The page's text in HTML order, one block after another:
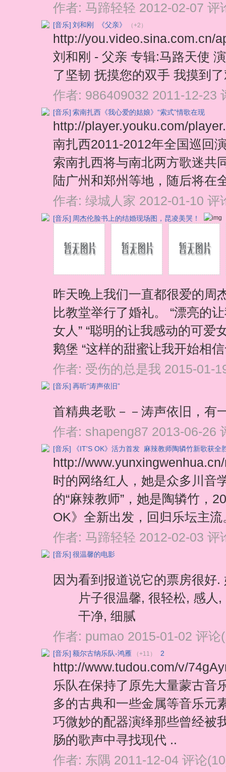
作者: 马蹄轻轻 2012-02-07 评
[音乐] 刘和刚 《父亲》 （+2）
http://you.video.sina.com.cn/
刘和刚 - 父亲 专辑:马路天使
了坚韧 抚摸您的双手 我摸到
作者: 986409032 2011-12-23
[音乐] 索南扎西《我心爱的姑娘》“索式”情歌在现
http://player.youku.com/
南扎西2011-2012年全国巡回
索南扎西将与南北两方歌迷共
陆广州和郑州等地，随后将在
作者: 绿城人家 2012-01-10 评
[音乐] 周杰伦脸书上的结婚现场图，昆凌美哭！
昨天晚上我们一直都很爱的周
比教堂举行了婚礼。 “漂亮的
女人” “聪明的让我感动的可爱
鹅堡 “这样的甜蜜让我开始相
作者: 受伤的总是我 2015-01-
[音乐] 再听“涛声依旧”
首精典老歌－－涛声依旧，有
作者: shapeng87 2013-06-26
[音乐] 《IT'S OK》活力首发 麻辣教师陶辚竹新歌获全
http://
时的网络红人，她是众多川音
的“麻辣教师”，她是陶辚竹，
OK》全新出发，回归乐坛主
作者: 马蹄轻轻 2012-02-03 评
[音乐] 很温馨的电影
因为看到报道说它的票房很好
片子很温馨, 很轻松, 感人,
干净, 细腻
作者: pumao 2015-01-02 评论
[音乐] 额尔古纳乐队-鸿雁 （+11） 2
http://www.tudou.com/v/
乐队在保持了原先大量蒙古音
多的古典和一些金属等音乐元
巧微妙的配器演绎那些曾经被
肠的歌声中寻找现代 ..
作者: 东隅 2011-12-04 评论